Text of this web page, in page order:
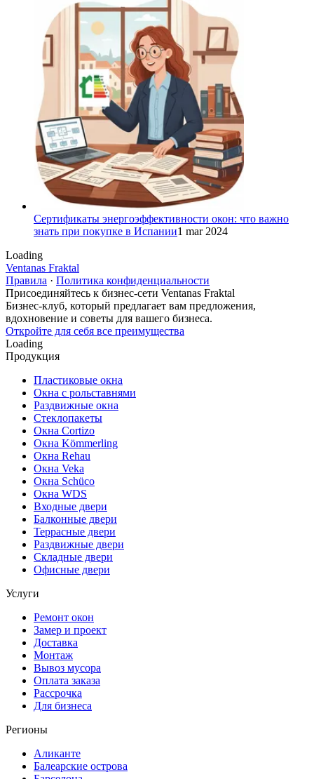
Сертификаты энергоэффективности окон: что важно
знать при покупке в Испании1 mar 2024
Loading
Ventanas Fraktal
Правила · Политика конфиденциальности
Присоединяйтесь к бизнес-сети Ventanas Fraktal
Бизнес-клуб, который предлагает вам предложения,
вдохновение и советы для вашего бизнеса.
Откройте для себя все преимущества
Loading
Продукция
Пластиковые окна
Окна с рольставнями
Раздвижные окна
Стеклопакеты
Окна Cortizo
Окна Kömmerling
Окна Rehau
Окна Veka
Окна Schüco
Окна WDS
Входные двери
Балконные двери
Террасные двери
Раздвижные двери
Складные двери
Офисные двери
Услуги
Ремонт окон
Замер и проект
Доставка
Монтаж
Вывоз мусора
Оплата заказа
Рассрочка
Для бизнеса
Регионы
Аликанте
Балеарские острова